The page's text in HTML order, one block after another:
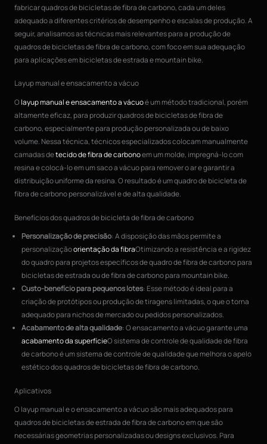
fabricar quadros de bicicletas de fibra de carbono, cada um deles
adequado a diferentes critérios de desempenho e escalas de produção. A
seguir, analisamos as técnicas mais relevantes para a produção de
quadros de bicicletas de fibra de carbono, com foco em sua adequação
para aplicações em bicicletas de estrada e mountain bike.
Layup manual e ensacamento a vácuo
Olayup manual e ensacamento a vácuoé um método tradicional, porém
altamente eficaz, para produzir quadros de bicicletas de fibra de
carbono, especialmente para produção personalizada ou de baixo
volume. Nessa técnica, técnicos especializados colocam manualmente
camadas detecido de fibra de carbonoem um molde, impregná-lo com
resina e colocá-lo em um saco a vácuo para remover o ar e garantir a
distribuição uniforme da resina. O resultado é um quadro de bicicleta de
fibra de carbono personalizável e de alta qualidade.
Benefícios dos quadros de bicicleta de fibra de carbono
Personalização de precisão: A disposição das mãos permite a
personalizaçãoorientação da fibraOtimizando a resistência e a rigidez
do quadro para projetos específicos de quadro de fibra de carbono para
bicicletas de estrada ou de fibra de carbono para mountain bike.
Custo-benefício para pequenos lotes: Esse método é ideal para a
criação de protótipos ou produção de tiragens limitadas, o que o torna
adequado para nichos de mercado ou pedidos personalizados.
Acabamento de alta qualidade: O ensacamento a vácuo garante uma
acabamento da superfícieO sistema de controle de qualidade de fibra
de carbono é um sistema de controle de qualidade que melhora o apelo
estético dos quadros de bicicletas de fibra de carbono.
Aplicativos
O layup manual e o ensacamento a vácuo são mais adequados para
quadros de bicicletas de estrada de fibra de carbono em que são
necessárias geometrias personalizadas ou designs exclusivos. Para